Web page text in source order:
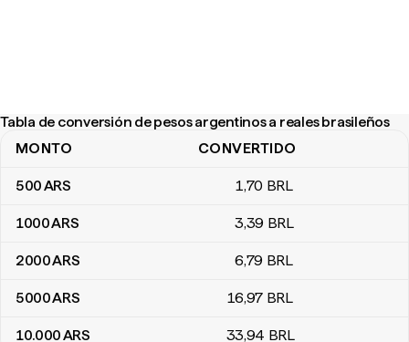
Tabla de conversión de pesos argentinos a reales brasileños
Tabla de conversión de pesos argentinos a reales brasileños
MONTO CONVERTIDO
500ARS 1,70 BRL
1000ARS 3,39 BRL
2000ARS 6,79 BRL
5000ARS 16,97 BRL
10.000ARS 33,94 BRL